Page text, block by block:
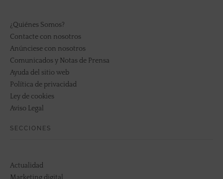
¿Quiénes Somos?
Contacte con nosotros
Anúnciese con nosotros
Comunicados y Notas de Prensa
Ayuda del sitio web
Política de privacidad
Ley de cookies
Aviso Legal
SECCIONES
Actualidad